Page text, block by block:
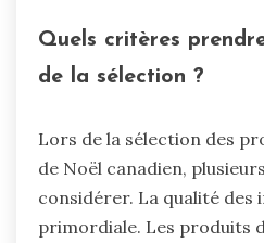
Quels critères
de la sélection ?
Lors de la sélection des
de Noël canadien,
considérer. La qualité des
primordiale. Les produits